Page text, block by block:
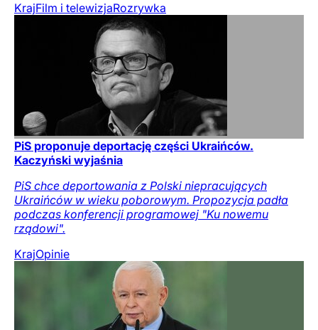
KrajFilm i telewizjaRozrywka
PiS proponuje deportację części Ukraińców.
Kaczyński wyjaśnia
PiS chce deportowania z Polski niepracujących
Ukraińców w wieku poborowym. Propozycja padła
podczas konferencji programowej "Ku nowemu
rządowi".
KrajOpinie